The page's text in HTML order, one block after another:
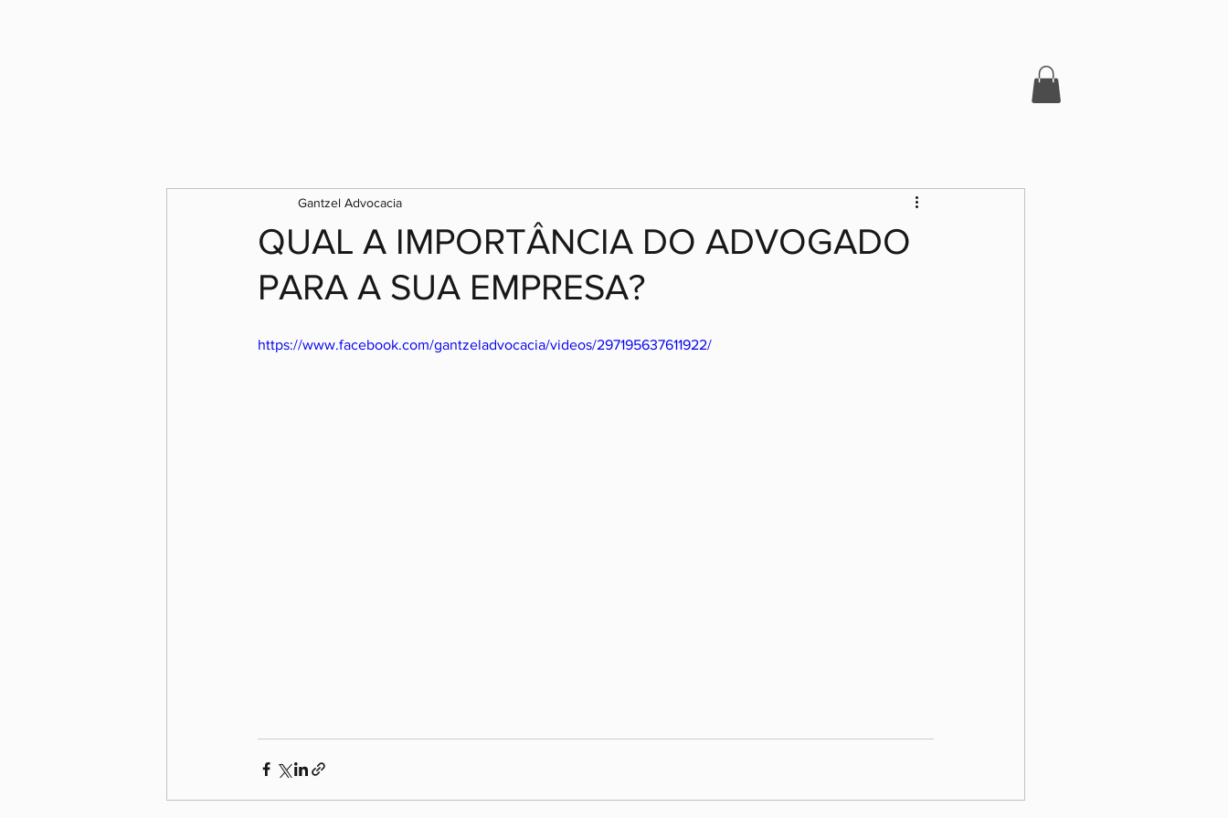
QUAL A IMPORTÂNCIA DO ADVOGADO
PARA A SUA EMPRESA?
Gantzel Advocacia
https://www.facebook.com/gantzeladvocacia/videos/297195637611922/